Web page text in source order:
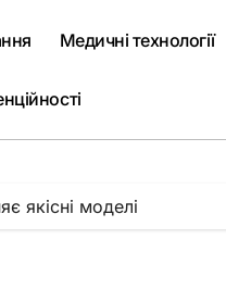
Медичні технології
якісні моделі